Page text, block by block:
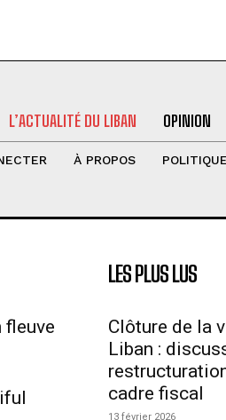
L’ACTUALITÉ DU LIBAN OPINION
À PROPOS
fleuve
LES PLUS LUS
Clôture de la
Liban :
cadre fiscal
13 février 2026